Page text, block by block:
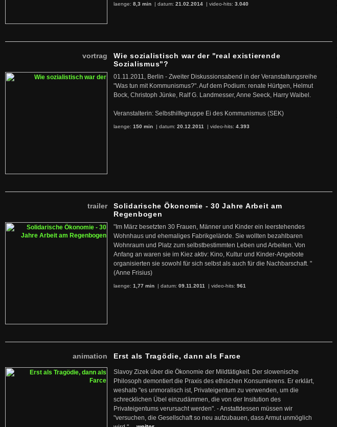
laenge: 8,3 min | datum: 21.02.2014 | video-hits: 3.040
vortrag
Wie sozialistisch war der "real existierende
Sozialismus"?
01.11.2011, Berlin - Zweiter Diskussionsabend in der Veranstaltungsreihe
"Was tun mit Kommunismus?". Auf dem Podium: renate Hürtgen, Helmut
Bock, Christoph Jünke, Ralf G. Landmesser, Anne Seeck, Harry Waibel.
Veranstalterin: Selbsthilfegruppe Ei des Kommunismus (SEK)
laenge: 150 min | datum: 20.12.2011 | video-hits: 4.393
trailer
Solidarische Ökonomie - 30 Jahre Arbeit am
Regenbogen
"Im März besetzten 30 Frauen, Männer und Kinder ein leerstehendes
Wohnhaus und ehemaliges Fabrikgelände. Sie wollten bezahlbaren
Wohnraum und Platz zum selbstbestimmten Leben und Arbeiten. Von
Anfang an waren sie im Kiez aktiv: Kino, Kultur und Kinder-Angebote
organisierten sie sowohl für sich selbst als auch für die Nachbarschaft. "
(Anne Frisius)
laenge: 1,77 min | datum: 09.11.2011 | video-hits: 961
animation Erst als Tragödie, dann als Farce
Slavoy Zizek über die Ökonomie der Mildtätigkeit. Der slowenische
Philosoph demontiert die Praxis des ethischen Konsumierens. Er erklärt,
weshalb "es unmoralisch ist, Privateigentum zu verwenden, um die
schrecklichen Übel einzudämmen, die von der Insitution des
Privateigentums verursacht werden". - Anstattdessen müssen wir
"versuchen, die Gesellschaft so neu aufzubauen, dass Armut unmöglich